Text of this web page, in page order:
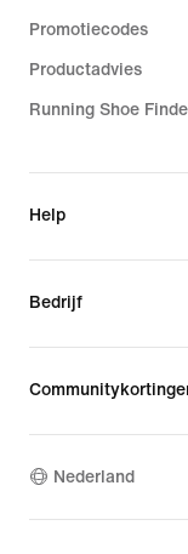
Promotiecodes
Productadvies
Running Shoe
Help
Bedrijf
Nederland